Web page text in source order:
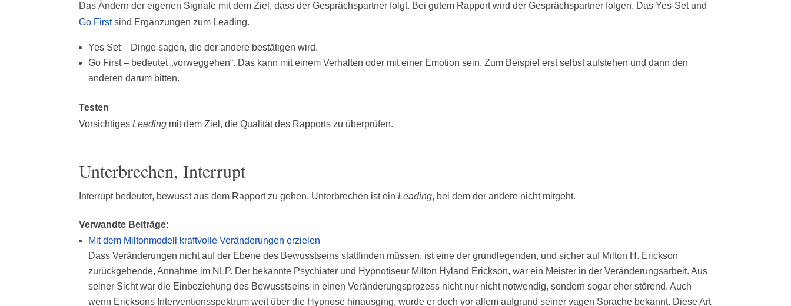
Das Ändern der eigenen Signale mit dem Ziel, dass der Gesprächspartner folgt. Bei gutem Rapport wird der Gesprächspartner folgen. Das Yes-Set und
Go Firstsind Ergänzungen zum Leading.
Yes Set – Dinge sagen, die der andere bestätigen wird.
Go First – bedeutet „vorweggehen“. Das kann mit einem Verhalten oder mit einer Emotion sein. Zum Beispiel erst selbst aufstehen und dann den
anderen darum bitten.
Testen
VorsichtigesLeading mit dem Ziel, die Qualität des Rapports zu überprüfen.
Unterbrechen, Interrupt
Interrupt bedeutet, bewusst aus dem Rapport zu gehen. Unterbrechen ist einLeading, bei dem der andere nicht mitgeht.
Verwandte Beiträge:
Mit dem Miltonmodell kraftvolle Veränderungen erzielen
Dass Veränderungen nicht auf der Ebene des Bewusstseins stattfinden müssen, ist eine der grundlegenden, und sicher auf Milton H. Erickson
zurückgehende, Annahme im NLP. Der bekannte Psychiater und Hypnotiseur Milton Hyland Erickson, war ein Meister in der Veränderungsarbeit. Aus
seiner Sicht war die Einbeziehung des Bewusstseins in einen Veränderungsprozess nicht nur nicht notwendig, sondern sogar eher störend. Auch
wenn Ericksons Interventionsspektrum weit über die Hypnose hinausging, wurde er doch vor allem aufgrund seiner vagen Sprache bekannt. Diese Art